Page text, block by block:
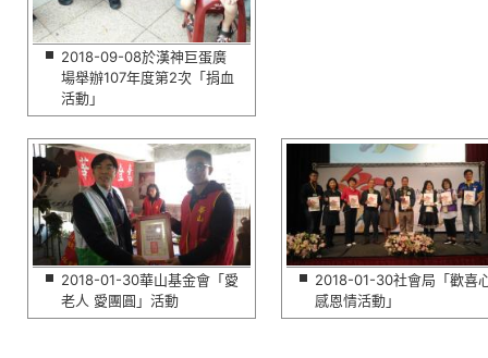
2018-09-08於漢神巨蛋廣
場舉辦107年度第2次「捐血
活動」
2018-01-30華山基金會「愛
老人 愛團圓」活動
2018-01-30社會局「歡喜
感恩情活動」